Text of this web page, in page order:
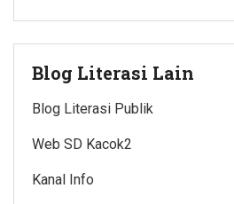
Blog Literasi Lain
Blog Literasi Publik
Web SD Kacok2
Kanal Info